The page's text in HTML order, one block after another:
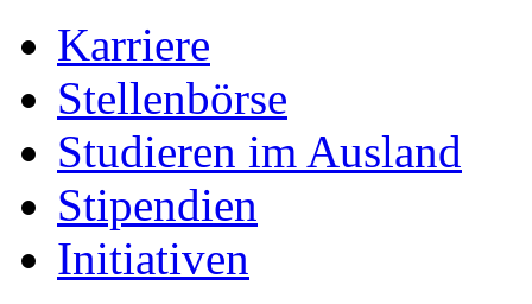
Karriere
Stellenbörse
Studieren im Ausland
Stipendien
Initiativen